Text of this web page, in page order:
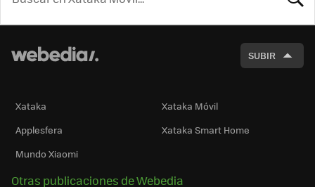
SUBIR
Xataka
Xataka Móvil
Applesfera
Xataka Smart Home
Mundo Xiaomi
Otras publicaciones de Webedia